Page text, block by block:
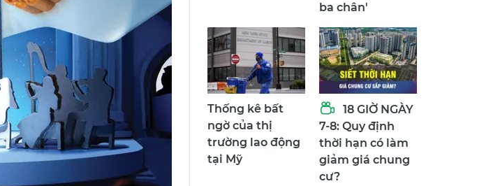
ba chân'
Thống kê bất
ngờ của thị
trường lao động
tại Mỹ
18 GIỜ NGÀY
7-8: Quy định
thời hạn có làm
giảm giá chung
cư?